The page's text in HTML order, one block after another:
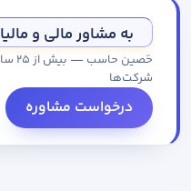
به مشاور مالی و
شرکت‌ها
درخواست مشاوره